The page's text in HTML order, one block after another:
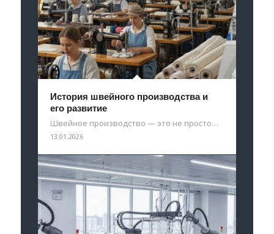
История швейного производства и
его развитие
Швейное производство — это не просто…
13.01.2026